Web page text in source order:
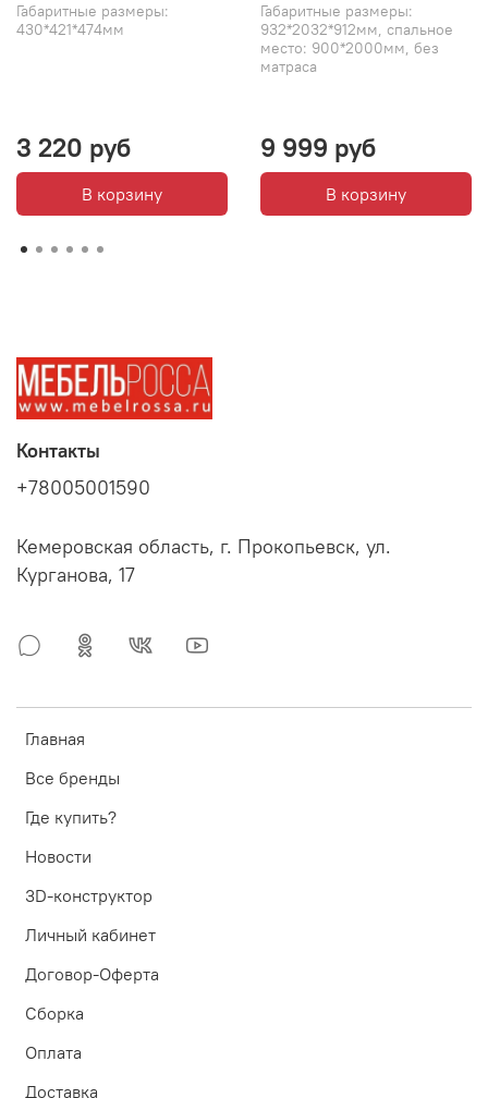
Габаритные размеры:
430*421*474мм
3 220 руб
В корзину
Габаритные размеры:
932*2032*912мм, спальное
место: 900*2000мм, без
матраса
9 999 руб
В корзину
Главная
Все бренды
Где купить?
Новости
3D-конструктор
Личный кабинет
Договор-Оферта
Сборка
Оплата
Доставка
Контакты
+78005001590
Кемеровская область, г. Прокопьевск, ул.
Курганова, 17